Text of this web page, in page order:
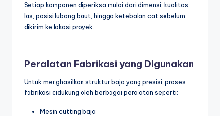
Setiap komponen diperiksa mulai dari dimensi, kualitas
las, posisi lubang baut, hingga ketebalan cat sebelum
dikirim ke lokasi proyek.
Peralatan Fabrikasi yang Digunakan
Untuk menghasilkan struktur baja yang presisi, proses
fabrikasi didukung oleh berbagai peralatan seperti:
Mesin cutting baja